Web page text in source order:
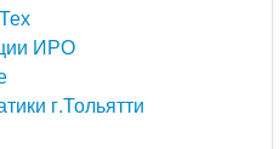
ИРО
г.Тольятти